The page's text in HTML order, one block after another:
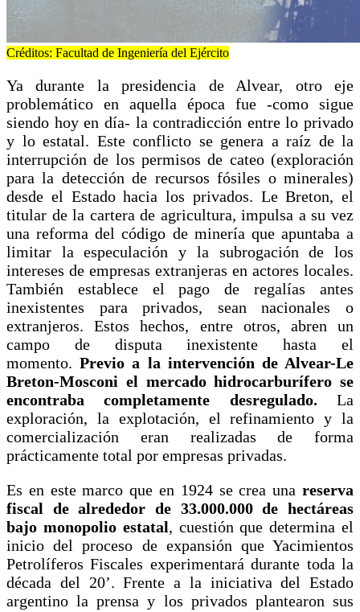
Créditos: Facultad de Ingeniería del Ejército
Ya durante la presidencia de Alvear, otro eje
problemático en aquella época fue -como sigue
siendo hoy en día- la contradicción entre lo privado
y lo estatal. Este conflicto se genera a raíz de la
interrupción de los permisos de cateo (exploración
para la detección de recursos fósiles o minerales)
desde el Estado hacia los privados. Le Breton, el
titular de la cartera de agricultura, impulsa a su vez
una reforma del código de minería que apuntaba a
limitar la especulación y la subrogación de los
intereses de empresas extranjeras en actores locales.
También establece el pago de regalías antes
inexistentes para privados, sean nacionales o
extranjeros. Estos hechos, entre otros, abren un
campo de disputa inexistente hasta el
momento.Previo a la intervención de Alvear-Le
Breton-Mosconi el mercado hidrocarburífero se
encontraba completamente desregulado. La
exploración, la explotación, el refinamiento y la
comercialización eran realizadas de forma
prácticamente total por empresas privadas.
Es en este marco que en 1924 se crea una reserva
fiscal de alrededor de 33.000.000 de hectáreas
bajo monopolio estatal, cuestión que determina el
inicio del proceso de expansión que Yacimientos
Petrolíferos Fiscales experimentará durante toda la
década del 20’. Frente a la iniciativa del Estado
argentino la prensa y los privados plantearon sus